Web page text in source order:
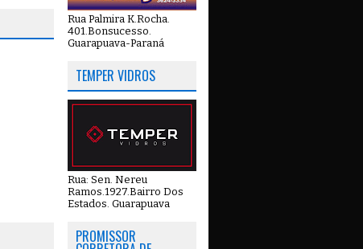
Rua Palmira K.Rocha.
401.Bonsucesso.
Guarapuava-Paraná
TEMPER VIDROS
Rua: Sen. Nereu
Ramos.1927.Bairro Dos
Estados. Guarapuava
PROMISSOR